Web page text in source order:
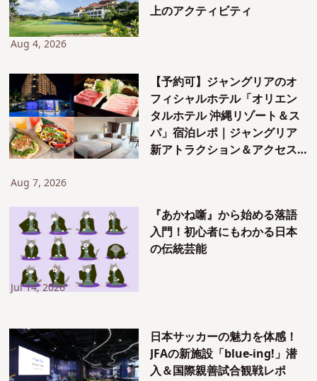
上のアクティビティ
Aug 4, 2026
【予約可】ジャングリアのオ
フィシャルホテル「オリエン
タルホテル 沖縄リゾート＆ス
パ」宿泊レポ｜ジャングリア
新アトラクション＆アクセス
Aug 7, 2026
『あかね噺』から始める落語
入門！初心者にもわかる日本
の伝統芸能
Jul 14, 2026
日本サッカーの魅力を体感！
JFAの新施設「blue-ing!」潜
入＆国際親善試合観戦レポ